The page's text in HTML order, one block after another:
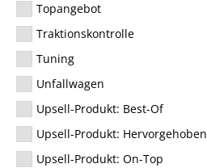
Topangebot
Traktionskontrolle
Tuning
Unfallwagen
Upsell-Produkt: Best-Of
Upsell-Produkt: Hervorgehoben
Upsell-Produkt: On-Top